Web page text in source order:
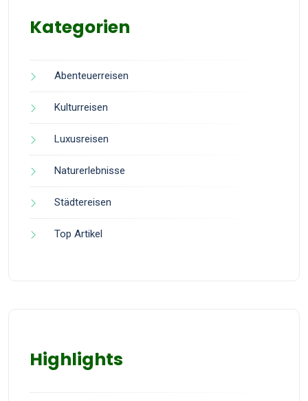
Kategorien
Abenteuerreisen
Kulturreisen
Luxusreisen
Naturerlebnisse
Städtereisen
Top Artikel
Highlights